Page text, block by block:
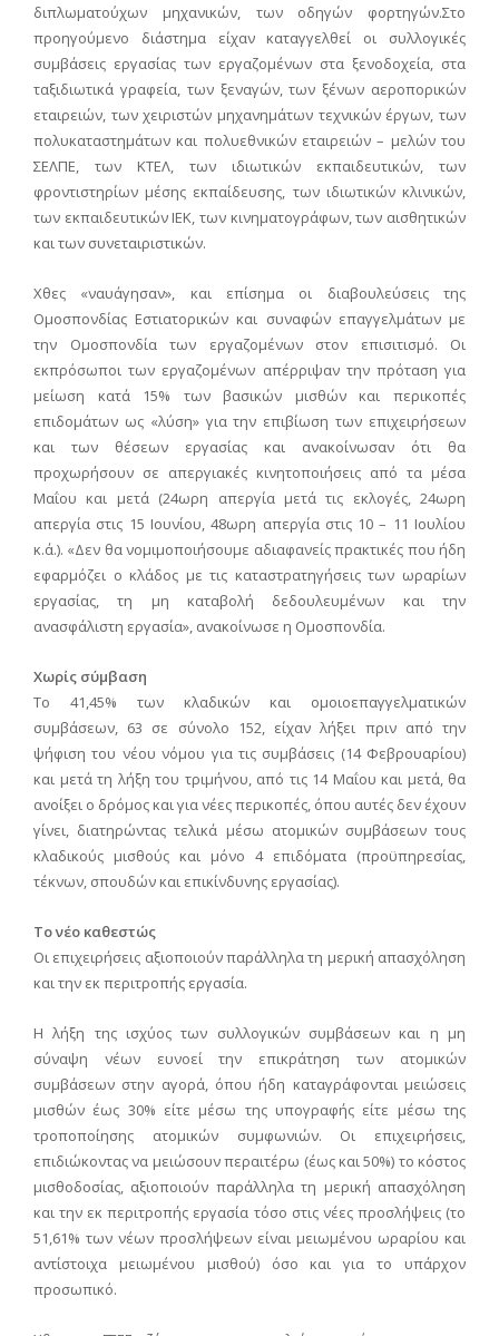
διπλωματούχων μηχανικών, των οδηγών φορτηγών.Στο
προηγούμενο διάστημα είχαν καταγγελθεί οι συλλογικές
συμβάσεις εργασίας των εργαζομένων στα ξενοδοχεία, στα
ταξιδιωτικά γραφεία, των ξεναγών, των ξένων αεροπορικών
εταιρειών, των χειριστών μηχανημάτων τεχνικών έργων, των
πολυκαταστημάτων και πολυεθνικών εταιρειών – μελών του
ΣΕΛΠΕ, των ΚΤΕΛ, των ιδιωτικών εκπαιδευτικών, των
φροντιστηρίων μέσης εκπαίδευσης, των ιδιωτικών κλινικών,
των εκπαιδευτικών ΙΕΚ, των κινηματογράφων, των αισθητικών
και των συνεταιριστικών.
Χθες «ναυάγησαν», και επίσημα οι διαβουλεύσεις της
Ομοσπονδίας Εστιατορικών και συναφών επαγγελμάτων με
την Ομοσπονδία των εργαζομένων στον επισιτισμό. Οι
εκπρόσωποι των εργαζομένων απέρριψαν την πρόταση για
μείωση κατά 15% των βασικών μισθών και περικοπές
επιδομάτων ως «λύση» για την επιβίωση των επιχειρήσεων
και των θέσεων εργασίας και ανακοίνωσαν ότι θα
προχωρήσουν σε απεργιακές κινητοποιήσεις από τα μέσα
Μαΐου και μετά (24ωρη απεργία μετά τις εκλογές, 24ωρη
απεργία στις 15 Ιουνίου, 48ωρη απεργία στις 10 – 11 Ιουλίου
κ.ά.). «Δεν θα νομιμοποιήσουμε αδιαφανείς πρακτικές που ήδη
εφαρμόζει ο κλάδος με τις καταστρατηγήσεις των ωραρίων
εργασίας, τη μη καταβολή δεδουλευμένων και την
ανασφάλιστη εργασία», ανακοίνωσε η Ομοσπονδία.
Χωρίς σύμβαση
Το 41,45% των κλαδικών και ομοιοεπαγγελματικών
συμβάσεων, 63 σε σύνολο 152, είχαν λήξει πριν από την
ψήφιση του νέου νόμου για τις συμβάσεις (14 Φεβρουαρίου)
και μετά τη λήξη του τριμήνου, από τις 14 Μαΐου και μετά, θα
ανοίξει ο δρόμος και για νέες περικοπές, όπου αυτές δεν έχουν
γίνει, διατηρώντας τελικά μέσω ατομικών συμβάσεων τους
κλαδικούς μισθούς και μόνο 4 επιδόματα (προϋπηρεσίας,
τέκνων, σπουδών και επικίνδυνης εργασίας).
Το νέο καθεστώς
Οι επιχειρήσεις αξιοποιούν παράλληλα τη μερική απασχόληση
και την εκ περιτροπής εργασία.
Η λήξη της ισχύος των συλλογικών συμβάσεων και η μη
σύναψη νέων ευνοεί την επικράτηση των ατομικών
συμβάσεων στην αγορά, όπου ήδη καταγράφονται μειώσεις
μισθών έως 30% είτε μέσω της υπογραφής είτε μέσω της
τροποποίησης ατομικών συμφωνιών. Οι επιχειρήσεις,
επιδιώκοντας να μειώσουν περαιτέρω (έως και 50%) το κόστος
μισθοδοσίας, αξιοποιούν παράλληλα τη μερική απασχόληση
και την εκ περιτροπής εργασία τόσο στις νέες προσλήψεις (το
51,61% των νέων προσλήψεων είναι μειωμένου ωραρίου και
αντίστοιχα μειωμένου μισθού) όσο και για το υπάρχον
προσωπικό.